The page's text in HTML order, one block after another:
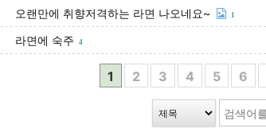
오랜만에 취향저격하는 라면 나오네요~ 1
라면에 숙주 4
1 2 3 4 5 6